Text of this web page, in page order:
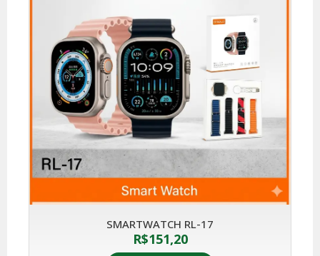
SMARTWATCH RL-17
R$151,20